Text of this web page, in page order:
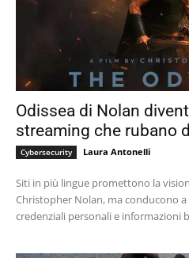
Odissea di Nolan
streaming che rubano
Cybersecurity Laura Antonelli
Siti in più lingue promettono la
Christopher Nolan, ma conducono